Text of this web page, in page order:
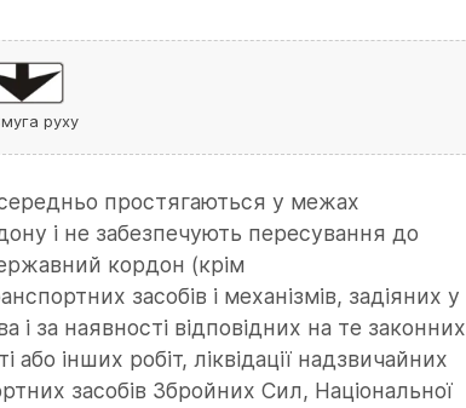
руху
простягаються у межах
і не забезпечують пересування до
кордон (крім
засобів і механізмів, задіяних у
і за наявності відповідних на те законних
або інших робіт, ліквідації надзвичайних
засобів Збройних Сил, Національної